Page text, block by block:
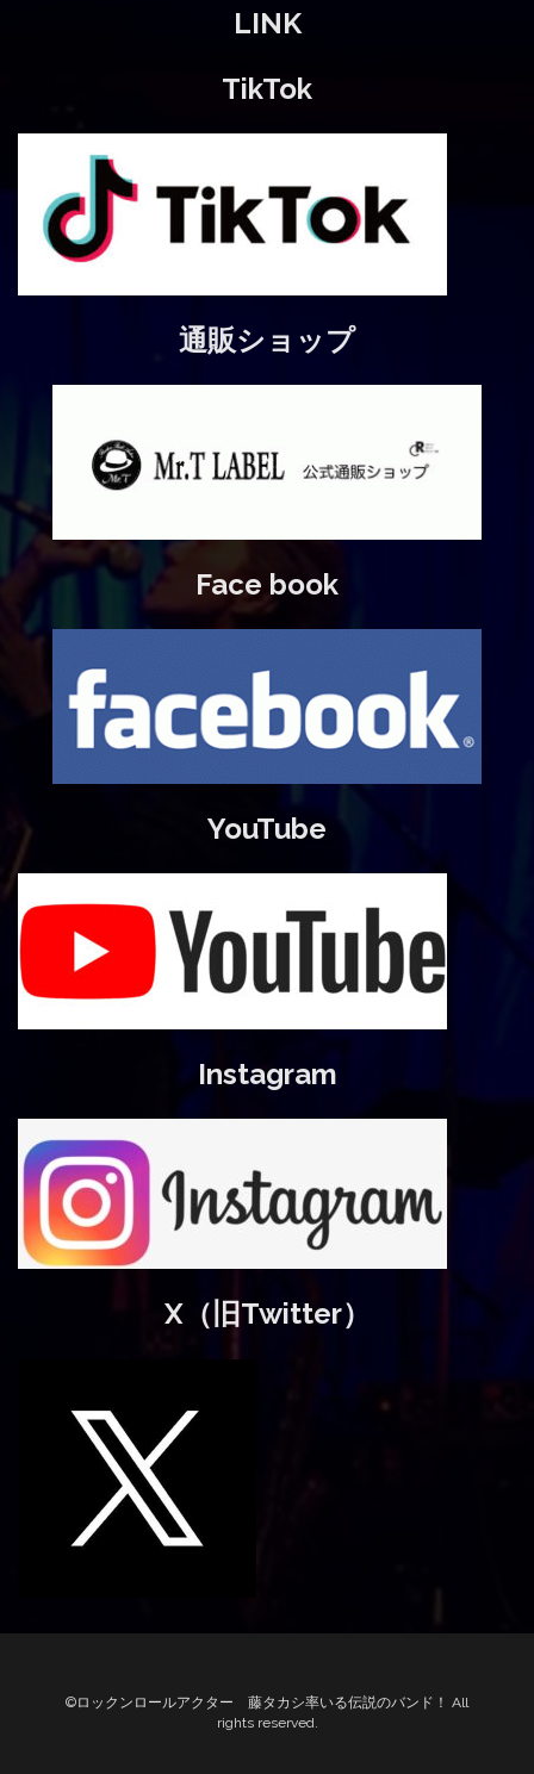
LINK
TikTok
通販ショップ
Face book
YouTube
Instagram
X（旧Twitter）
©ロックンロールアクター 藤タカシ率いる伝説のバンド！ All
rights reserved.